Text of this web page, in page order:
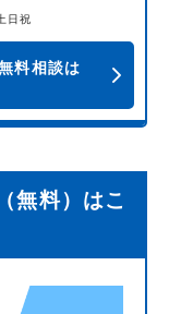
日祝
料相談は
無料）はこ